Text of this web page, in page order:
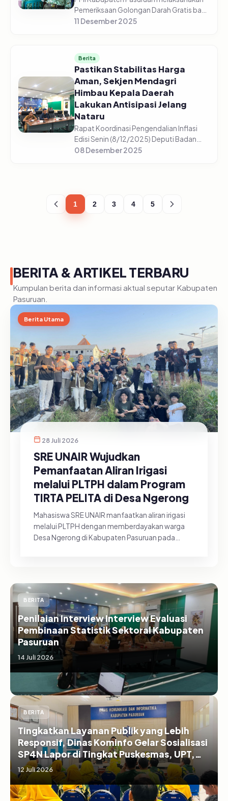
Pemeriksaan Golongan Darah Gratis bagi
5.225 pelajar di 44 sekolah yang tersebar
11 Desember 2025
Berita
Pastikan Stabilitas Harga
Aman, Sekjen Mendagri
Himbau Kepala Daerah
Lakukan Antisipasi Jelang
Nataru
Rapat Koordinasi Pengendalian Inflasi
Edisi Senin (8/12/2025) Deputi Badan
Pusat Statistik, Pudji Ismartini
08 Desember 2025
1 2 3 4 5
BERITA & ARTIKEL TERBARU
Kumpulan berita dan informasi aktual seputar Kabupaten
Pasuruan.
Berita Utama
28 Juli 2026
SRE UNAIR Wujudkan
Pemanfaatan Aliran Irigasi
melalui PLTPH dalam Program
TIRTA PELITA di Desa Ngerong
Mahasiswa SRE UNAIR manfaatkan aliran irigasi
melalui PLTPH dengan memberdayakan warga
Desa Ngerong di Kabupaten Pasuruan pada
BERITA
Penilaian Interview Interview Evaluasi
Pembinaan Statistik Sektoral Kabupaten
Pasuruan
14 Juli 2026
BERITA
Tingkatkan Layanan Publik yang Lebih
Responsif, Dinas Kominfo Gelar Sosialisasi
SP4N Lapor di Tingkat Puskesmas, UPT,
serta SD/SMP di Kabupaten Pasuruan
12 Juli 2026